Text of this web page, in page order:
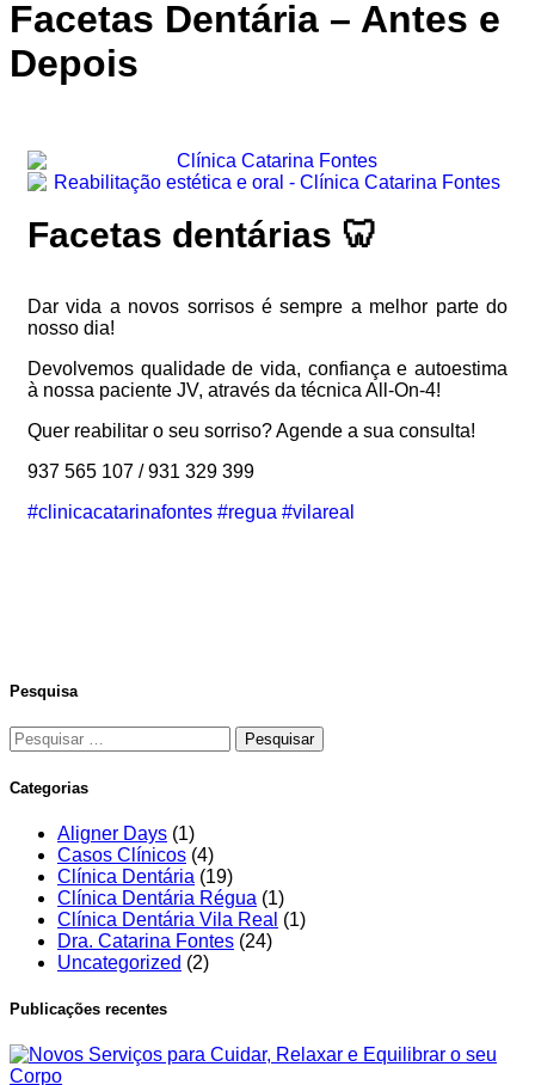
Facetas Dentária – Antes e
Depois
Facetas dentárias 🦷
Dar vida a novos sorrisos é sempre a melhor parte do
nosso dia!
Devolvemos qualidade de vida, confiança e autoestima
à nossa paciente JV, através da técnica All-On-4!
Quer reabilitar o seu sorriso? Agende a sua consulta!
937 565 107 / 931 329 399
#clinicacatarinafontes #regua #vilareal
Pesquisa
Categorias
Aligner Days (1)
Casos Clínicos (4)
Clínica Dentária (19)
Clínica Dentária Régua (1)
Clínica Dentária Vila Real (1)
Dra. Catarina Fontes (24)
Uncategorized (2)
Publicações recentes